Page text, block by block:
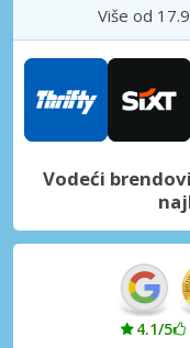
Više od
Vodeći
4.1/5